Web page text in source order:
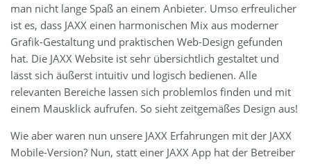
man nicht lange Spaß an einem Anbieter. Umso erfreulicher
ist es, dass JAXX einen harmonischen Mix aus moderner
Grafik-Gestaltung und praktischen Web-Design gefunden
hat. Die JAXX Website ist sehr übersichtlich gestaltet und
lässt sich äußerst intuitiv und logisch bedienen. Alle
relevanten Bereiche lassen sich problemlos finden und mit
einem Mausklick aufrufen. So sieht zeitgemäßes Design aus!
Wie aber waren nun unsere JAXX Erfahrungen mit der JAXX
Mobile-Version? Nun, statt einer JAXX App hat der Betreiber